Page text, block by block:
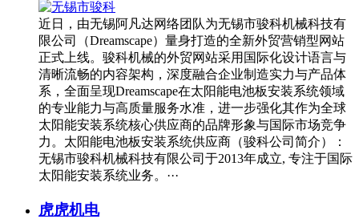
近日，由无锡阿凡达网络团队为无锡市骏科机械科技有
限公司（Dreamscape）量身打造的全新外贸营销型网站
正式上线。骏科机械的外贸网站采用国际化设计语言与
清晰流畅的内容架构，深度融合企业制造实力与产品体
系，全面呈现Dreamscape在太阳能电池板安装系统领域
的专业能力与高质量服务水准，进一步强化其作为全球
太阳能安装系统核心供应商的品牌形象与国际市场竞争
力。太阳能电池板安装系统供应商（骏科公司简介）：
无锡市骏科机械科技有限公司于2013年成立, 专注于国际
太阳能安装系统业务。···
虎虎机电